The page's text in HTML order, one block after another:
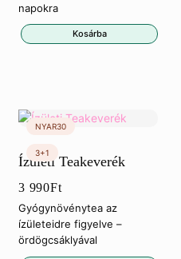
napokra
Kosárba
Ízületi Teakeverék
3 990Ft
Gyógynövénytea az
ízületeidre figyelve –
ördögcsáklyával